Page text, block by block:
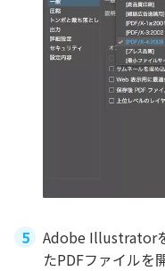
Adobe Illustrator
たPDFファイルを